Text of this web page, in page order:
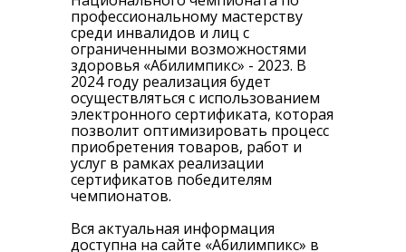
профессиональному мастерству
среди инвалидов и лиц с
ограниченными возможностями
здоровья «Абилимпикс» - 2023. В
2024 году реализация будет
осуществляться с использованием
электронного сертификата, которая
позволит оптимизировать процесс
приобретения товаров, работ и
услуг в рамках реализации
сертификатов победителям
чемпионатов.
Вся актуальная информация
доступна на сайте «Абилимпикс» в